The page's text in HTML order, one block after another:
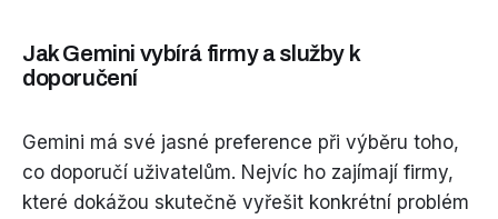
Jak Gemini vybírá firmy a služby k
doporučení
Gemini má své jasné preference při výběru toho,
co doporučí uživatelům. Nejvíc ho zajímají firmy,
které dokážou skutečně vyřešit konkrétní problém